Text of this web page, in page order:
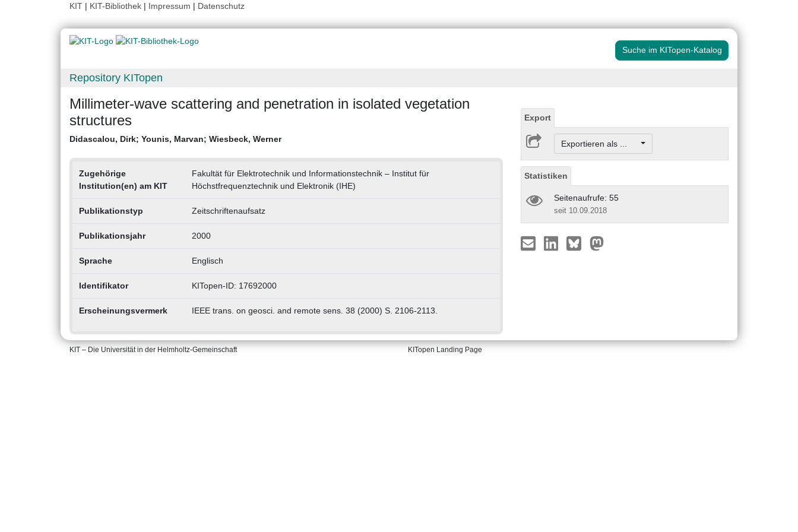
KIT | KIT-Bibliothek | Impressum | Datenschutz
Suche im KITopen-Katalog
Repository KITopen
Millimeter-wave scattering and penetration in isolated vegetation
structures
Didascalou, Dirk; Younis, Marvan; Wiesbeck, Werner
Zugehörige
Institution(en) am KIT
Fakultät für Elektrotechnik und Informationstechnik – Institut für
Höchstfrequenztechnik und Elektronik (IHE)
Publikationstyp Zeitschriftenaufsatz
Publikationsjahr 2000
Sprache Englisch
Identifikator KITopen-ID: 17692000
Erscheinungsvermerk IEEE trans. on geosci. and remote sens. 38 (2000) S. 2106-2113.
Export
Exportieren als ...
Statistiken
Seitenaufrufe: 55
seit 10.09.2018
KIT – Die Universität in der Helmholtz-Gemeinschaft KITopen Landing Page